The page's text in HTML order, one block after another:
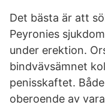
Det bästa är att
Peyronies
under erektion.
bindvävsämnet
penisskaftet.
oberoende av